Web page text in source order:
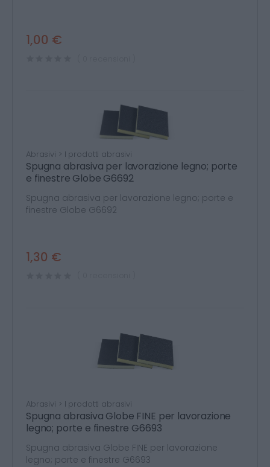
1,00 €
Abrasivi > I prodotti abrasivi
Spugna abrasiva per lavorazione legno; porte
e finestre Globe G6692
Spugna abrasiva per lavorazione legno; porte e
finestre Globe G6692
1,30 €
Abrasivi > I prodotti abrasivi
Spugna abrasiva Globe FINE per lavorazione
legno; porte e finestre G6693
Spugna abrasiva Globe FINE per lavorazione
legno; porte e finestre G6693